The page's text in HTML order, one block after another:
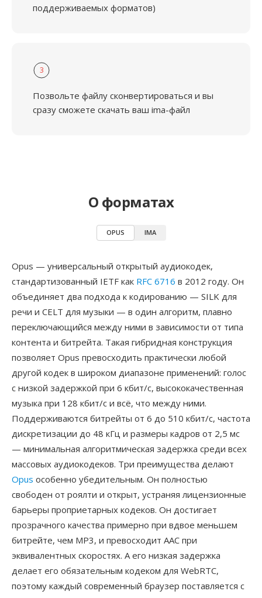
поддерживаемых форматов)
3
Позвольте файлу сконвертироваться и вы
сразу сможете скачать ваш ima-файл
О форматах
OPUS IMA
Opus — универсальный открытый аудиокодек,
стандартизованный IETF как RFC 6716 в 2012 году. Он
объединяет два подхода к кодированию — SILK для
речи и CELT для музыки — в один алгоритм, плавно
переключающийся между ними в зависимости от типа
контента и битрейта. Такая гибридная конструкция
позволяет Opus превосходить практически любой
другой кодек в широком диапазоне применений: голос
с низкой задержкой при 6 кбит/с, высококачественная
музыка при 128 кбит/с и всё, что между ними.
Поддерживаются битрейты от 6 до 510 кбит/с, частота
дискретизации до 48 кГц и размеры кадров от 2,5 мс
— минимальная алгоритмическая задержка среди всех
массовых аудиокодеков. Три преимущества делают
Opus особенно убедительным. Он полностью
свободен от роялти и открыт, устраняя лицензионные
барьеры проприетарных кодеков. Он достигает
прозрачного качества примерно при вдвое меньшем
битрейте, чем MP3, и превосходит AAC при
эквивалентных скоростях. А его низкая задержка
делает его обязательным кодеком для WebRTC,
поэтому каждый современный браузер поставляется с